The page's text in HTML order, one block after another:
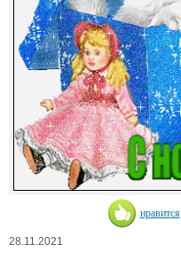
нравится
28.11.2021